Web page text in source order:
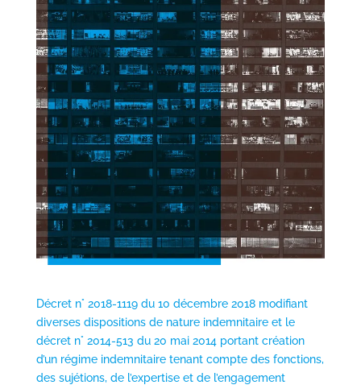
Décret n° 2018-1119 du 10 décembre 2018 modifiant
diverses dispositions de nature indemnitaire et le
décret n° 2014-513 du 20 mai 2014 portant création
d’un régime indemnitaire tenant compte des fonctions,
des sujétions, de l’expertise et de l’engagement